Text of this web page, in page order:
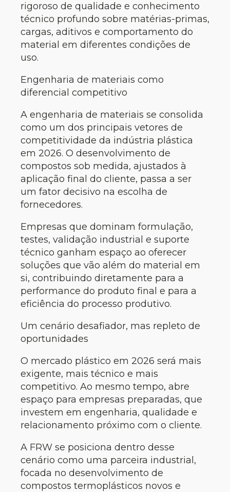
rigoroso de qualidade e conhecimento
técnico profundo sobre matérias-primas,
cargas, aditivos e comportamento do
material em diferentes condições de
uso.
Engenharia de materiais como
diferencial competitivo
A engenharia de materiais se consolida
como um dos principais vetores de
competitividade da indústria plástica
em 2026. O desenvolvimento de
compostos sob medida, ajustados à
aplicação final do cliente, passa a ser
um fator decisivo na escolha de
fornecedores.
Empresas que dominam formulação,
testes, validação industrial e suporte
técnico ganham espaço ao oferecer
soluções que vão além do material em
si, contribuindo diretamente para a
performance do produto final e para a
eficiência do processo produtivo.
Um cenário desafiador, mas repleto de
oportunidades
O mercado plástico em 2026 será mais
exigente, mais técnico e mais
competitivo. Ao mesmo tempo, abre
espaço para empresas preparadas, que
investem em engenharia, qualidade e
relacionamento próximo com o cliente.
A FRW se posiciona dentro desse
cenário como uma parceira industrial,
focada no desenvolvimento de
compostos termoplásticos novos e